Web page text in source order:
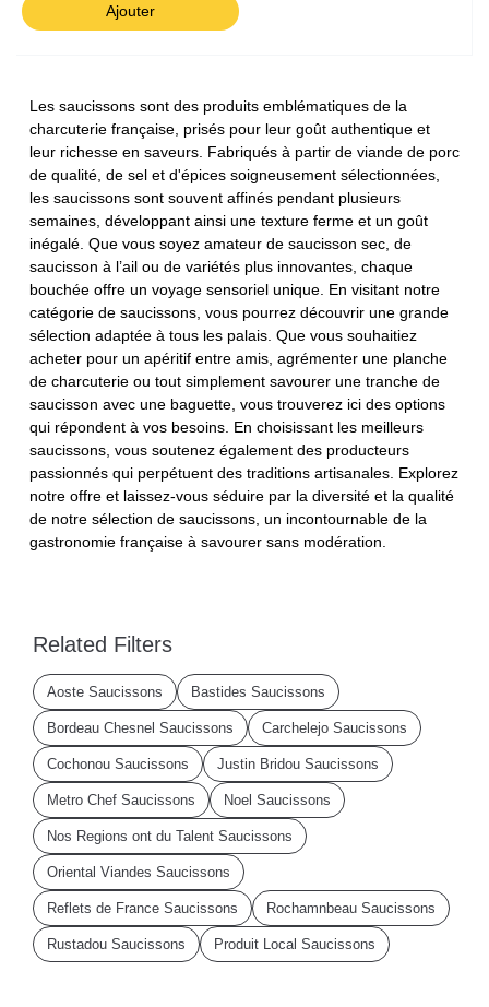
Ajouter
Les saucissons sont des produits emblématiques de la
charcuterie française, prisés pour leur goût authentique et
leur richesse en saveurs. Fabriqués à partir de viande de porc
de qualité, de sel et d'épices soigneusement sélectionnées,
les saucissons sont souvent affinés pendant plusieurs
semaines, développant ainsi une texture ferme et un goût
inégalé. Que vous soyez amateur de saucisson sec, de
saucisson à l’ail ou de variétés plus innovantes, chaque
bouchée offre un voyage sensoriel unique. En visitant notre
catégorie de saucissons, vous pourrez découvrir une grande
sélection adaptée à tous les palais. Que vous souhaitiez
acheter pour un apéritif entre amis, agrémenter une planche
de charcuterie ou tout simplement savourer une tranche de
saucisson avec une baguette, vous trouverez ici des options
qui répondent à vos besoins. En choisissant les meilleurs
saucissons, vous soutenez également des producteurs
passionnés qui perpétuent des traditions artisanales. Explorez
notre offre et laissez-vous séduire par la diversité et la qualité
de notre sélection de saucissons, un incontournable de la
gastronomie française à savourer sans modération.
Related Filters
Aoste Saucissons Bastides Saucissons
Bordeau Chesnel Saucissons Carchelejo Saucissons
Cochonou Saucissons Justin Bridou Saucissons
Metro Chef Saucissons Noel Saucissons
Nos Regions ont du Talent Saucissons
Oriental Viandes Saucissons
Reflets de France Saucissons Rochamnbeau Saucissons
Rustadou Saucissons Produit Local Saucissons